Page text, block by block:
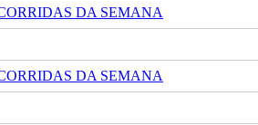
DA SEMANA
DA SEMANA